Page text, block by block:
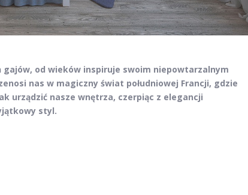
gajów, od wieków inspiruje swoim niepowtarzalnym
nas w magiczny świat południowej Francji, gdzie
urządzić nasze wnętrza, czerpiąc z elegancji
styl.